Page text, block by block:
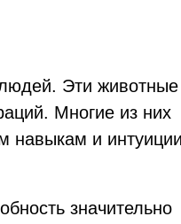
Эти животные
Многие из них
навыкам и
значительно